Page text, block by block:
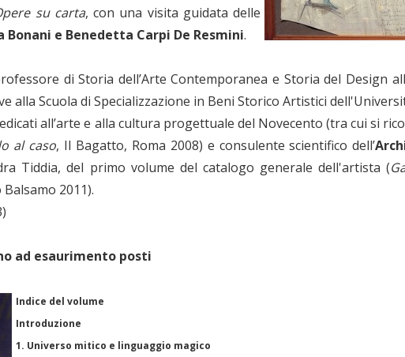
su carta, con una visita guidata delle
Bonani e Benedetta Carpi De Resmini.
di Storia dell’Arte Contemporanea e Storia del Design
alla Scuola di Specializzazione in Beni Storico Artistici
all’arte e alla cultura progettuale del Novecento (tra cui si
al caso, Il Bagatto, Roma 2008) e consulente scientifico dell’
Tiddia, del primo volume del catalogo generale dell'artista (
2011).
ad esaurimento posti
Indice del volume
Introduzione
1. Universo mitico e linguaggio magico